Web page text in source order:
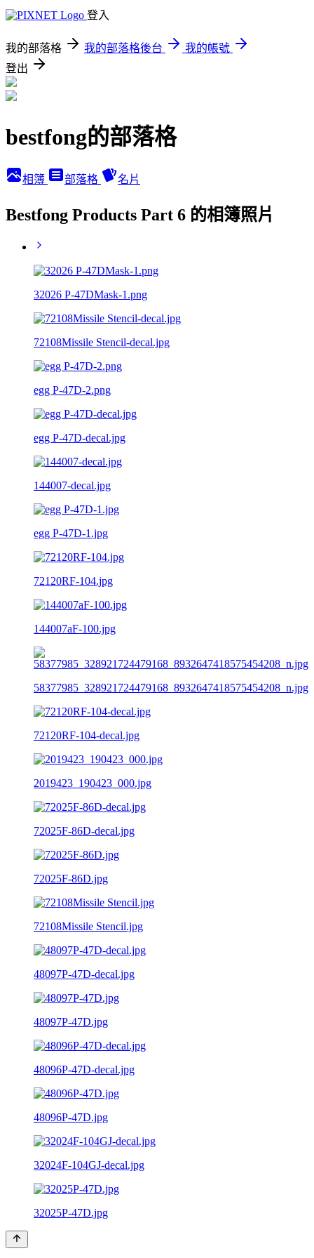
登入
我的部落格 我的部落格後台
我的帳號
登出
bestfong的部落格
相簿 部落格 名片
Bestfong Products Part 6 的相簿照片
32026 P-47DMask-1.png
72108Missile Stencil-decal.jpg
egg P-47D-2.png
egg P-47D-decal.jpg
144007-decal.jpg
egg P-47D-1.jpg
72120RF-104.jpg
144007aF-100.jpg
58377985_328921724479168_8932647418575454208_n.jpg
72120RF-104-decal.jpg
2019423_190423_000.jpg
72025F-86D-decal.jpg
72025F-86D.jpg
72108Missile Stencil.jpg
48097P-47D-decal.jpg
48097P-47D.jpg
48096P-47D-decal.jpg
48096P-47D.jpg
32024F-104GJ-decal.jpg
32025P-47D.jpg